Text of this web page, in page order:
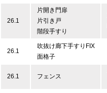
26.1
片開き門扉
片引き戸
階段手すり
26.1
吹抜け廊下手すりFIX
面格子
26.1 フェンス